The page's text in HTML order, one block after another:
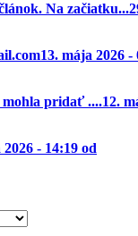
Na začiatku...
13. mája 2026
mohla pridať ....12.
- 14:19 od